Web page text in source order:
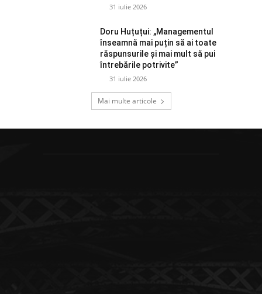
31 iulie 2026
Doru Huțuțui: „Managementul
înseamnă mai puțin să ai toate
răspunsurile și mai mult să pui
întrebările potrivite”
31 iulie 2026
Mai multe articole